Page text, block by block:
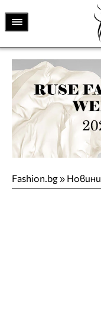
Fashion.bg» Новини